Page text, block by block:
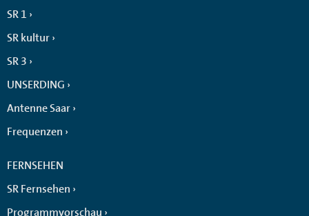
SR 1
SR kultur
SR 3
UNSERDING
Antenne Saar
Frequenzen
FERNSEHEN
SR Fernsehen
Programmvorschau